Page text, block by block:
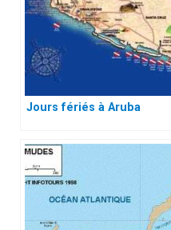
Jours fériés à Aruba